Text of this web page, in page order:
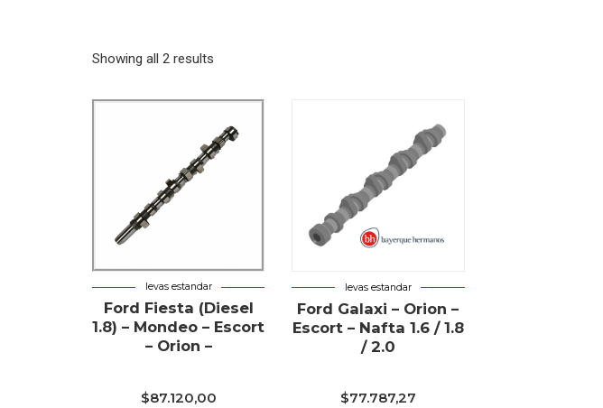
Showing all 2 results
levas estandar
Ford Fiesta (Diesel
1.8) – Mondeo – Escort
– Orion –
$87.120,00
levas estandar
Ford Galaxi – Orion –
Escort – Nafta 1.6 / 1.8
/ 2.0
$77.787,27